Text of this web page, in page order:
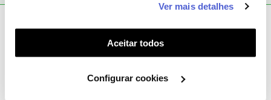
funcionalidades (cookies de personalização e
funcionalidade) e adaptar anúncios aos seus interesses
(cookies de publicidade personalizada). Pode gerir a
utilização dos cookies clicando em "Configurar
Ver mais detalhes
Aceitar todos
Configurar cookies
obrigada vou fazer como indicado
1 pessoa gostou